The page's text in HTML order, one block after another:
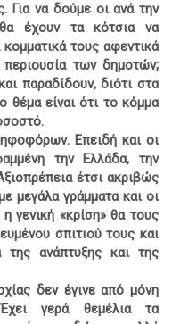
Για να δούμε οι ανά την
θα έχουν τα κότσια να
τους αφεντικά
των δημοτών;
παραδίδουν, διότι στα
θέμα είναι ότι το κόμμα
Επειδή και οι
την Ελλάδα, την
έτσι ακριβώς
μεγάλα γράμματα και οι
γενική «κρίση» θα τους
σπιτιού τους και
ανάπτυξης και της
δεν έγινε από μόνη
γερά θεμέλια τα